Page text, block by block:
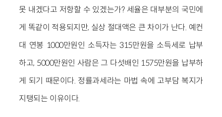
못 내겠다고 저항할 수 있겠는가? 세율은 대부분의 국민에
게 똑같이 적용되지만, 실상 절대액은 큰 차이가 난다. 예컨
대 연봉 1000만원인 소득자는 315만원을 소득세로 납부
하고, 5000만원인 사람은 그 다섯배인 1575만원을 납부하
게 되기 때문이다. 정률과세라는 마법 속에 고부담 복지가
지탱되는 이유이다.